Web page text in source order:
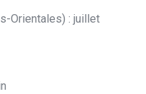
Orientales) : juillet